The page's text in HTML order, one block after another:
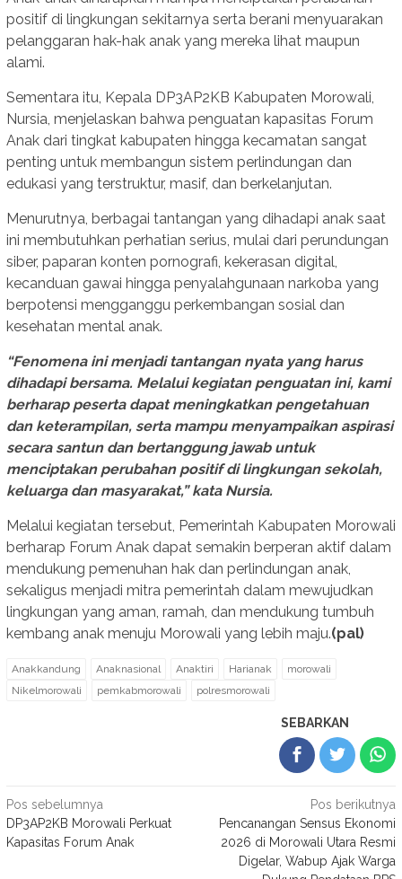
positif di lingkungan sekitarnya serta berani menyuarakan
pelanggaran hak-hak anak yang mereka lihat maupun
alami.
Sementara itu, Kepala DP3AP2KB Kabupaten Morowali,
Nursia, menjelaskan bahwa penguatan kapasitas Forum
Anak dari tingkat kabupaten hingga kecamatan sangat
penting untuk membangun sistem perlindungan dan
edukasi yang terstruktur, masif, dan berkelanjutan.
Menurutnya, berbagai tantangan yang dihadapi anak saat
ini membutuhkan perhatian serius, mulai dari perundungan
siber, paparan konten pornografi, kekerasan digital,
kecanduan gawai hingga penyalahgunaan narkoba yang
berpotensi mengganggu perkembangan sosial dan
kesehatan mental anak.
“Fenomena ini menjadi tantangan nyata yang harus
dihadapi bersama. Melalui kegiatan penguatan ini, kami
berharap peserta dapat meningkatkan pengetahuan
dan keterampilan, serta mampu menyampaikan aspirasi
secara santun dan bertanggung jawab untuk
menciptakan perubahan positif di lingkungan sekolah,
keluarga dan masyarakat,” kata Nursia.
Melalui kegiatan tersebut, Pemerintah Kabupaten Morowali
berharap Forum Anak dapat semakin berperan aktif dalam
mendukung pemenuhan hak dan perlindungan anak,
sekaligus menjadi mitra pemerintah dalam mewujudkan
lingkungan yang aman, ramah, dan mendukung tumbuh
kembang anak menuju Morowali yang lebih maju.(pal)
Anakkandung Anaknasional Anaktiri Harianak
morowali
Nikelmorowali
pemkabmorowali polresmorowali
SEBARKAN
Navigasi
pos
Pos sebelumnya
DP3AP2KB Morowali Perkuat
Kapasitas Forum Anak
Pos berikutnya
Pencanangan Sensus Ekonomi
2026 di Morowali Utara Resmi
Digelar, Wabup Ajak Warga